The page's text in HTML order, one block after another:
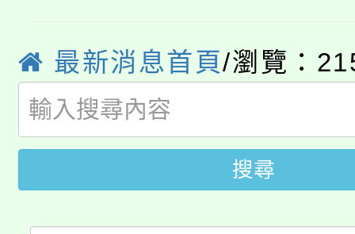
系所師生報名參加。
學籍身 分審查程序及
版
淨零綠領人才培育課程
公告本校115學年度第
代理(課)教師甄選結果(
「2026金融保險知識
桃園市115學年度學生
最新消息首頁/瀏覽：
搜尋